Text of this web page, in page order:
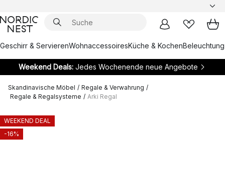
Geschirr & ServierenWohnaccessoiresKüche & KochenBeleuchtung
Weekend Deals:Jedes Wochenende neue Angebote
Skandinavische Möbel / Regale & Verwahrung /
Regale & Regalsysteme / Arki Regal
WEEKEND DEAL
-16%